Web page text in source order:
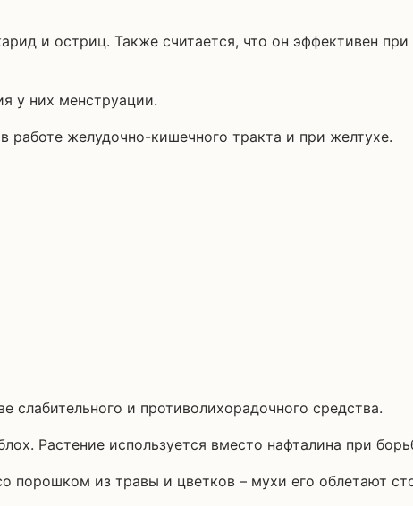
и остриц. Также считается, что он эффективен
у них менструации.
желудочно-кишечного тракта и при желтухе.
и противолихорадочного средства.
Растение используется вместо нафталина при
порошком из травы и цветков – мухи его облетают